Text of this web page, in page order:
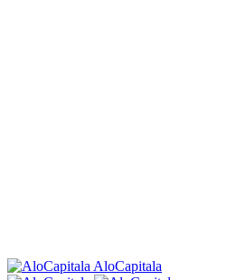
AloCapitala